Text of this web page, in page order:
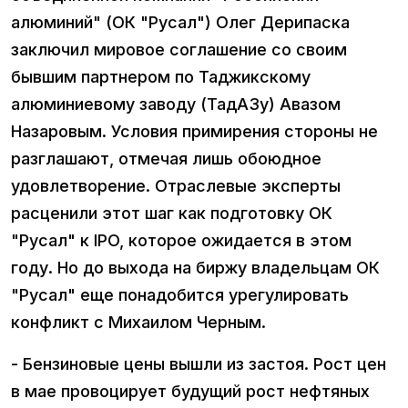
алюминий" (ОК "Русал") Олег Дерипаска
заключил мировое соглашение со своим
бывшим партнером по Таджикскому
алюминиевому заводу (ТадАЗу) Авазом
Назаровым. Условия примирения стороны не
разглашают, отмечая лишь обоюдное
удовлетворение. Отраслевые эксперты
расценили этот шаг как подготовку ОК
"Русал" к IPO, которое ожидается в этом
году. Но до выхода на биржу владельцам ОК
"Русал" еще понадобится урегулировать
конфликт с Михаилом Черным.
- Бензиновые цены вышли из застоя. Рост цен
в мае провоцирует будущий рост нефтяных